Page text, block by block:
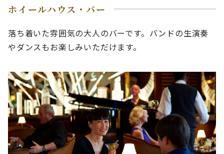
ホイールハウス・バー
落ち着いた雰囲気の大人のバーです。バンドの生演奏
やダンスもお楽しみいただけます。